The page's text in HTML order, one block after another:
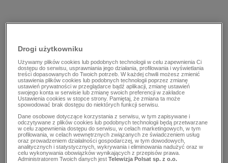
Drogi użytkowniku
Używamy plików cookies lub podobnych technologii w celu zapewnienia Ci
dostępu do serwisu, usprawniania jego działania, profilowania i wyświetlania
treści dopasowanych do Twoich potrzeb. W każdej chwili możesz zmienić
ustawienia plików cookies lub podobnych technologii poprzez zmianę
ustawień prywatności w przeglądarce bądź aplikacji, zmianę ustawień
swojego konta w serwisie lub zmianę swoich preferencji w zakładce
Ustawienia cookies w stopce strony. Pamiętaj, że zmiana ta może
spowodować brak dostępu do niektórych funkcji serwisu.
Dane osobowe dotyczące korzystania z serwisu, w tym zapisywane i
odczytywane z plików cookies lub podobnych technologii będą przetwarzane
w celu zapewnienia dostępu do serwisu, w celach marketingowych, w tym
profilowania, w celach wewnętrznych związanych ze świadczeniem usług
oraz prowadzeniem działalności gospodarczej, w tym dowodowych,
analitycznych i statystycznych, wykrywania i eliminowania nadużyć oraz w
celu wykonywania obowiązków wynikających z przepisów prawa.
Administratorem Twoich danych jestTelewizja Polsat sp. z o.o.